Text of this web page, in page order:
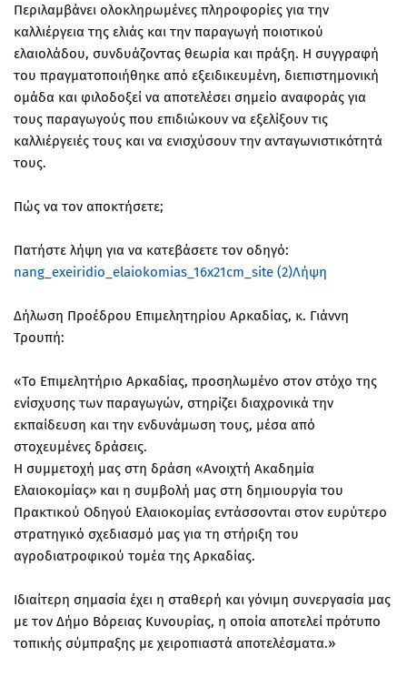
Περιλαμβάνει ολοκληρωμένες πληροφορίες για την
καλλιέργεια της ελιάς και την παραγωγή ποιοτικού
ελαιολάδου, συνδυάζοντας θεωρία και πράξη. Η συγγραφή
του πραγματοποιήθηκε από εξειδικευμένη, διεπιστημονική
ομάδα και φιλοδοξεί να αποτελέσει σημείο αναφοράς για
τους παραγωγούς που επιδιώκουν να εξελίξουν τις
καλλιέργειές τους και να ενισχύσουν την ανταγωνιστικότητά
τους.
Πώς να τον αποκτήσετε;
Πατήστε λήψη για να κατεβάσετε τον οδηγό:
nang_exeiridio_elaiokomias_16x21cm_site (2)Λήψη
Δήλωση Προέδρου Επιμελητηρίου Αρκαδίας, κ. Γιάννη
Τρουπή:
«Το Επιμελητήριο Αρκαδίας, προσηλωμένο στον στόχο της
ενίσχυσης των παραγωγών, στηρίζει διαχρονικά την
εκπαίδευση και την ενδυνάμωση τους, μέσα από
στοχευμένες δράσεις.
Η συμμετοχή μας στη δράση «Ανοιχτή Ακαδημία
Ελαιοκομίας» και η συμβολή μας στη δημιουργία του
Πρακτικού Οδηγού Ελαιοκομίας εντάσσονται στον ευρύτερο
στρατηγικό σχεδιασμό μας για τη στήριξη του
αγροδιατροφικού τομέα της Αρκαδίας.
Ιδιαίτερη σημασία έχει η σταθερή και γόνιμη συνεργασία μας
με τον Δήμο Βόρειας Κυνουρίας, η οποία αποτελεί πρότυπο
τοπικής σύμπραξης με χειροπιαστά αποτελέσματα.»